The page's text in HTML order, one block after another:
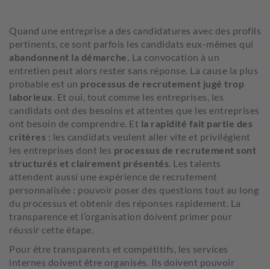
Quand une entreprise a des candidatures avec des profils
pertinents, ce sont parfois les candidats eux-mêmes qui
abandonnent la démarche. La convocation à un
entretien peut alors rester sans réponse. La cause la plus
probable est un processus de recrutement jugé trop
laborieux. Et oui, tout comme les entreprises, les
candidats ont des besoins et attentes que les entreprises
ont besoin de comprendre. Et la rapidité fait partie des
critères : les candidats veulent aller vite et privilégient
les entreprises dont les processus de recrutement sont
structurés et clairement présentés. Les talents
attendent aussi une expérience de recrutement
personnalisée : pouvoir poser des questions tout au long
du processus et obtenir des réponses rapidement. La
transparence et l’organisation doivent primer pour
réussir cette étape.
Pour être transparents et compétitifs, les services
internes doivent être organisés. Ils doivent pouvoir